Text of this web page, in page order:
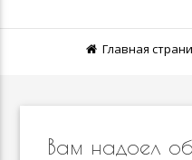
Главная
Вам надоел